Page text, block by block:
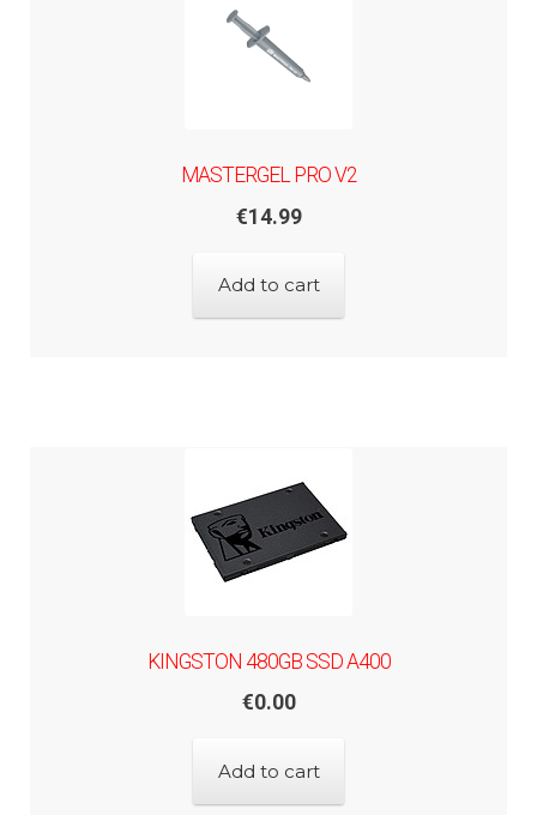
MASTERGEL PRO V2
€14.99
Add to cart
KINGSTON 480GB SSD A400
€0.00
Add to cart